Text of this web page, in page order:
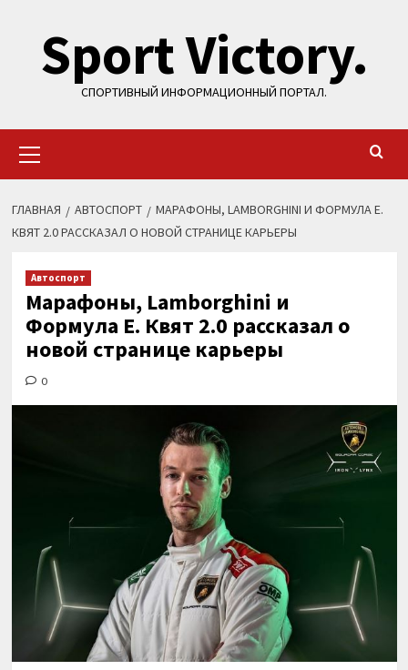
содержимому
Sport Victory.
СПОРТИВНЫЙ ИНФОРМАЦИОННЫЙ ПОРТАЛ.
меню
ГЛАВНАЯ АВТОСПОРТ
МАРАФОНЫ, LAMBORGHINI И ФОРМУЛА Е.
КВЯТ 2.0 РАССКАЗАЛ О НОВОЙ СТРАНИЦЕ КАРЬЕРЫ
Автоспорт
Марафоны, Lamborghini и
Формула Е. Квят 2.0 рассказал о
новой странице карьеры
0